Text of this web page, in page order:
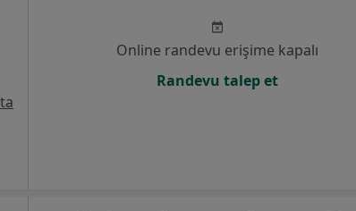
Online randevu erişime kapalı
Randevu talep et